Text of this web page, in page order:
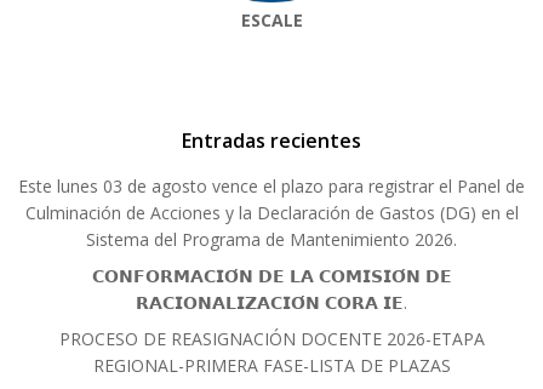
ESCALE
Entradas recientes
Este lunes 03 de agosto vence el plazo para registrar el Panel de
Culminación de Acciones y la Declaración de Gastos (DG) en el
Sistema del Programa de Mantenimiento 2026.
𝗖𝗢𝗡𝗙𝗢𝗥𝗠𝗔𝗖𝗜𝗢́𝗡 𝗗𝗘 𝗟𝗔 𝗖𝗢𝗠𝗜𝗦𝗜𝗢́𝗡 𝗗𝗘
𝗥𝗔𝗖𝗜𝗢𝗡𝗔𝗟𝗜𝗭𝗔𝗖𝗜𝗢́𝗡 𝗖𝗢𝗥𝗔 𝗜𝗘.
PROCESO DE REASIGNACIÓN DOCENTE 2026-ETAPA
REGIONAL-PRIMERA FASE-LISTA DE PLAZAS